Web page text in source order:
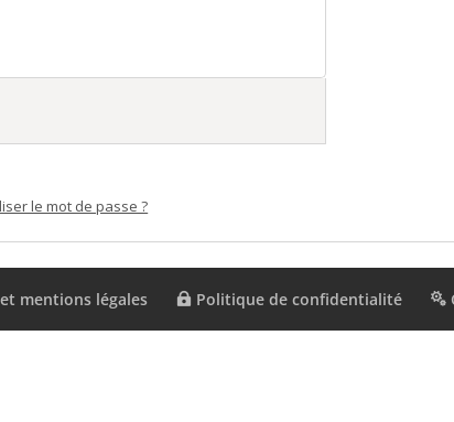
le mot de passe ?
mentions légales Politique de confidentialité